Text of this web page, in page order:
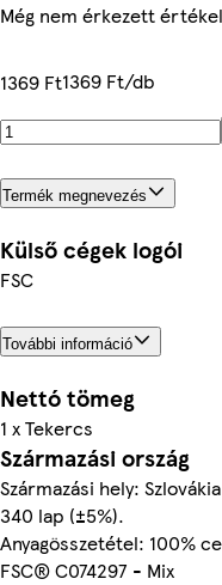
Még nem érkezett
1369 Ft1369 Ft/db
Termék megnevezés
Külső cégek logói
FSC
További információ
Nettó tömeg
1 x Tekercs
Származási ország
Származási hely: Szlovákia
340 lap (±5%).
Anyagösszetétel: 100%
FSC® C074297 - Mix